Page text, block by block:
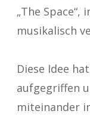
„The
musikalisch
Diese Idee
aufgegriffen
miteinander